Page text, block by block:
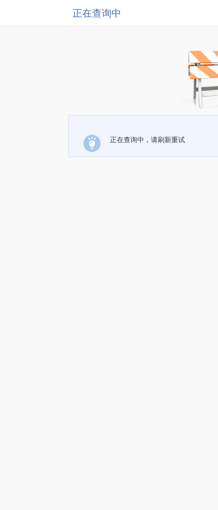
正在查询中
正在查询中，请刷新重试